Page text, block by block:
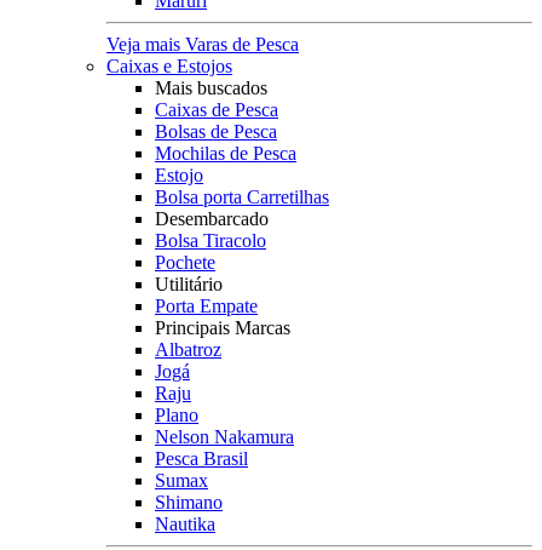
Veja mais Varas de Pesca
Caixas e Estojos
Mais buscados
Caixas de Pesca
Bolsas de Pesca
Mochilas de Pesca
Estojo
Bolsa porta Carretilhas
Desembarcado
Bolsa Tiracolo
Pochete
Utilitário
Porta Empate
Principais Marcas
Albatroz
Jogá
Raju
Plano
Nelson Nakamura
Pesca Brasil
Sumax
Shimano
Nautika